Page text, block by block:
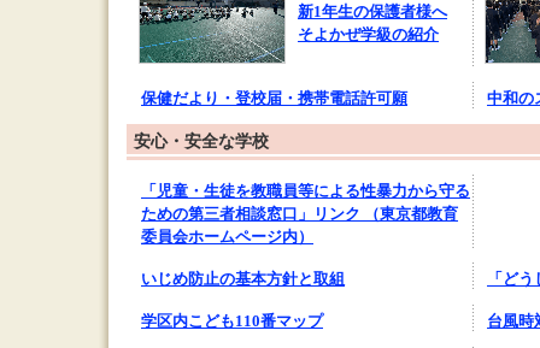
新1年生の保護者様へ
そよかぜ学級の紹介
保健だより・登校届・携帯電話許可願 中和の
安心・安全な学校
「児童・生徒を教職員等による性暴力から守る
ための第三者相談窓口」リンク （東京都教育
委員会ホームページ内）
いじめ防止の基本方針と取組 「ど
学区内こども110番マップ 台風時